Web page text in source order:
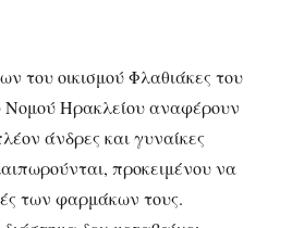
του οικισμού Φλαθιάκες του
Νομού Ηρακλείου αναφέρουν
άνδρες και γυναίκες
προκειμένου να
των φαρμάκων τους.